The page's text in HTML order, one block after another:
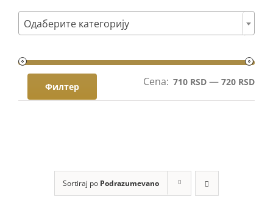
Poklon setovi
Sortiraj po Podrazumevano
Одаберите категорију
Филтер Cena: 710 RSD — 720 RSD